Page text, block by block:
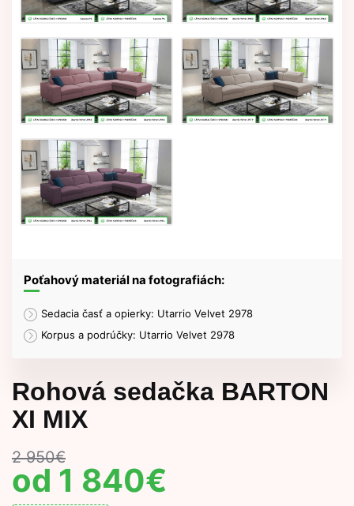
Poťahový materiál na fotografiách:
Sedacia časť a opierky: Utarrio Velvet 2978
Korpus a podrúčky: Utarrio Velvet 2978
Rohová sedačka BARTON
XI MIX
2 950€
1 840€